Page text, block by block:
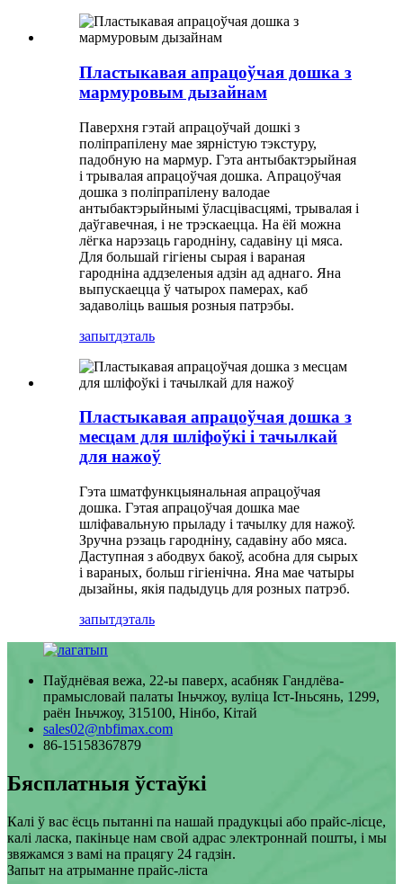
Пластыкавая апрацоўчая дошка з
мармуровым дызайнам
Паверхня гэтай апрацоўчай дошкі з
поліпрапілену мае зярністую тэкстуру,
падобную на мармур. Гэта антыбактэрыйная
і трывалая апрацоўчая дошка. Апрацоўчая
дошка з поліпрапілену валодае
антыбактэрыйнымі ўласцівасцямі, трывалая і
даўгавечная, і не трэскаецца. На ёй можна
лёгка нарэзаць гародніну, садавіну ці мяса.
Для большай гігіены сырая і вараная
гародніна аддзеленыя адзін ад аднаго. Яна
выпускаецца ў чатырох памерах, каб
задаволіць вашыя розныя патрэбы.
запытдэталь
Пластыкавая апрацоўчая дошка з
месцам для шліфоўкі і тачылкай
для нажоў
Гэта шматфункцыянальная апрацоўчая
дошка. Гэтая апрацоўчая дошка мае
шліфавальную прыладу і тачылку для нажоў.
Зручна рэзаць гародніну, садавіну або мяса.
Даступная з абодвух бакоў, асобна для сырых
і вараных, больш гігіенічна. Яна мае чатыры
дызайны, якія падыдуць для розных патрэб.
запытдэталь
Паўднёвая вежа, 22-ы паверх, асабняк Гандлёва-
прамысловай палаты Іньчжоу, вуліца Іст-Іньсянь, 1299,
раён Іньчжоу, 315100, Нінбо, Кітай
sales02@nbfimax.com
86-15158367879
Бясплатныя ўстаўкі
Калі ў вас ёсць пытанні па нашай прадукцыі або прайс-лісце,
калі ласка, пакіньце нам свой адрас электроннай пошты, і мы
звяжамся з вамі на працягу 24 гадзін.
Запыт на атрыманне прайс-ліста